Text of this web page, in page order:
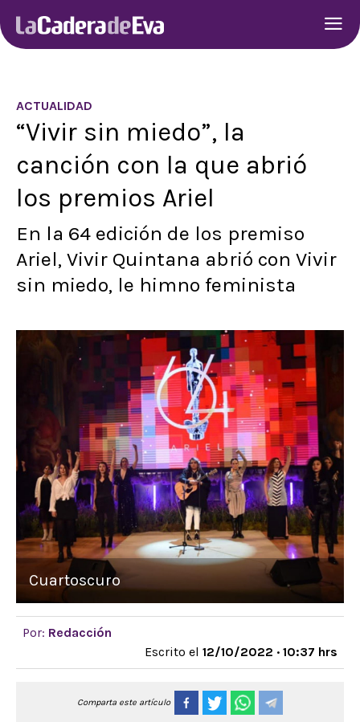
ACTUALIDAD
“Vivir sin miedo”, la
canción con la que abrió
los premios Ariel
En la 64 edición de los premiso
Ariel, Vivir Quintana abrió con Vivir
sin miedo, le himno feminista
Cuartoscuro
Por: Redacción
Escrito el 12/10/2022 · 10:37 hrs
Comparta este artículo